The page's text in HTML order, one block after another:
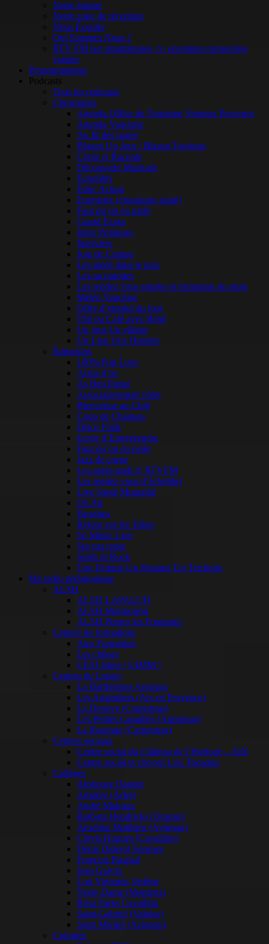
Notre équipe
Notre zone de réception
Nous Écouter
Qui Sommes Nous ?
RTV FM sur smartphones, tv, enceintes connectées,
voiture
Programmation
Podcasts
Tous les podcasts
Chroniques
Agenda Office de Tourisme Ventoux Provence
Agenda Vaucluse
Au fil des pages
Blason Un Jour / Blason Toujours
Conte et Raconte
Découverte Musicale
Echolibri
Educ Action
Energetix (chronique santé)
Faut qu’on en parle
Grand Ecran
Infos Pratiques
Interview
Joie de Culture
Les pieds dans le parc
Les racontottes
Les rendez vous emploi et formation du mois
Météo Vaucluse
Offre d’emploi du jour
Thé ou Café avec René
Un jour Un village
Un Lieu Une Histoire
Émissions
100% Pop Love
Actus d’oc
As Ben Parlat
Associativement vôtre
Bienvenue au Club
Coup de Chapeau
Disco Funk
Envie d’Entreprendre
Faut qu’on en parle
Jazz de coeur
Les après-midi d’ RTVFM
Les rendez vous d’écholibri
Live Santé Mutualité
On Air
Parasites
Retour sur les Tubes
So Music Live
Sur ma route
Spirit of Rock
Une Femme Un Homme Un Territoire
Ma radio pédagogique
ALSH
ALSH LAPALUD
ALSH Mormoiron
ALSH Pernes les Fontaines
Centres de formations
Airo Formation
Les chênes
CFAI Istres ( UIMM )
Centres de Loisirs
La Barthelasse Avignon
Les Amandiers (Aix en Provence)
La Denove (Carpentras)
Les Petites Canailles (Aubignan)
La Roseraie (Carpentras)
Centres sociaux
Centre social du Château de l’Horloge – AIX
Centre social et citoyen Lou Tricadou
Collèges
Alphonse Daudet
Ampère (Arles)
André Malraux
Barbara Hendricks (Orange)
Anselme Matthieu (Avignon)
Clovis Hugues (Cavaillon)
Denis Diderot Sorgues
François Raspail
Jean Garcin
Lou Vignarès Vedène
Notre Dame (Monteux)
Rosa Parks Cavaillon
Saint-Gabriel (Valréas)
Saint Michel (Avignon)
Colonies